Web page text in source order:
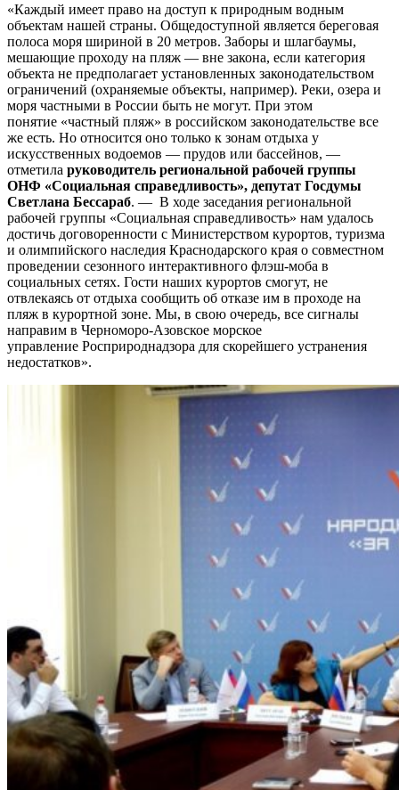
«Каждый имеет право на доступ к природным водным
объектам нашей страны. Общедоступной является береговая
полоса моря шириной в 20 метров. Заборы и шлагбаумы,
мешающие проходу на пляж — вне закона, если категория
объекта не предполагает установленных законодательством
ограничений (охраняемые объекты, например). Реки, озера и
моря частными в России быть не могут. При этом
понятие «частный пляж» в российском законодательстве все
же есть. Но относится оно только к зонам отдыха у
искусственных водоемов — прудов или бассейнов, —
отметила руководитель региональной рабочей группы
ОНФ «Социальная справедливость», депутат Госдумы
Светлана Бессараб. — В ходе заседания региональной
рабочей группы «Социальная справедливость» нам удалось
достичь договоренности с Министерством курортов, туризма
и олимпийского наследия Краснодарского края о совместном
проведении сезонного интерактивного флэш-моба в
социальных сетях. Гости наших курортов смогут, не
отвлекаясь от отдыха сообщить об отказе им в проходе на
пляж в курортной зоне. Мы, в свою очередь, все сигналы
направим в Черноморо-Азовское морское
управление Росприроднадзора для скорейшего устранения
недостатков».